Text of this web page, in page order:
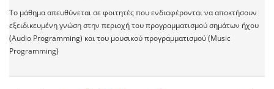
Το μάθημα απευθύνεται σε φοιτητές που ενδιαφέρονται να αποκτήσουν
εξειδικευμένη γνώση στην περιοχή του προγραμματισμού σημάτων ήχου
(Audio Programming) και του μουσικού προγραμματισμού (Music
Programming)